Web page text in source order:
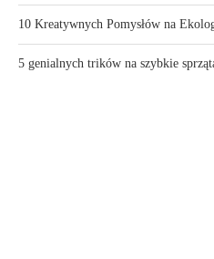
10 Kreatywnych Pomysłów na
5 genialnych trików na szybkie